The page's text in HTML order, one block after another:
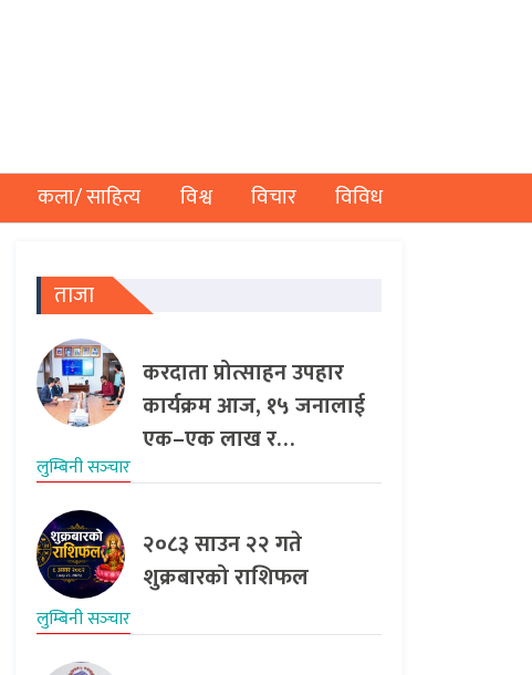
कला/ साहित्य विश्व विचार विविध
ताजा
करदाता प्रोत्साहन उपहार
कार्यक्रम आज, १५ जनालाई
एक–एक लाख र…
लुम्बिनी सञ्‍चार
२०८३ साउन २२ गते
शुक्रबारको राशिफल
लुम्बिनी सञ्‍चार